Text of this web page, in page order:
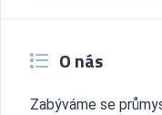
O nás
Zabýváme se